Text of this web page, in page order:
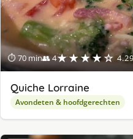
⏱ 70 min👥 4★★★★☆
Quiche Lorraine
Avondeten & hoofdgerechten